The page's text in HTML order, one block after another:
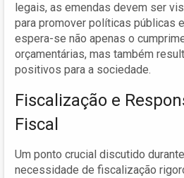
legais, as emendas devem ser
para promover políticas públicas
espera-se não apenas o
orçamentárias, mas também
positivos para a sociedade.
Fiscalização e
Fiscal
Um ponto crucial discutido
necessidade de fiscalização